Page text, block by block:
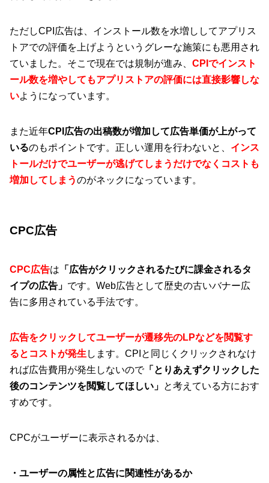
ただしCPI広告は、インストール数を水増ししてアプリス
トアでの評価を上げようというグレーな施策にも悪用され
ていました。そこで現在では規制が進み、 CPIでインスト
ール数を増やしてもアプリストアの評価には直接影響しな
いようになっています。
また近年CPI広告の出稿数が増加して広告単価が上がって
いるのもポイントです。正しい運用を行わないと、 インス
トールだけでユーザーが逃げてしまうだけでなくコストも
増加してしまうのがネックになっています。
CPC広告
CPC広告は 「広告がクリックされるたびに課金されるタ
イプの広告」 です。Web広告として歴史の古いバナー広
告に多用されている手法です。
広告をクリックしてユーザーが遷移先のLPなどを閲覧す
るとコストが発生 します。CPIと同じくクリックされなけ
れば広告費用が発生しないので「とりあえずクリックした
後のコンテンツを閲覧してほしい」 と考えている方におす
すめです。
CPCがユーザーに表示されるかは、
・ユーザーの属性と広告に関連性があるか